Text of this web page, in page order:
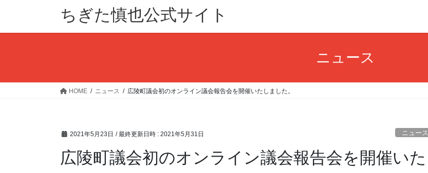
ちぎた慎也公式サイト
ニュース
HOME ニュース 広陵町議会初のオンライン議会報告会を開催いたしました。
2021年5月23日 / 最終更新日時 : 2021年5月31日 ニュース
広陵町議会初のオンライン議会報告会を開催いた